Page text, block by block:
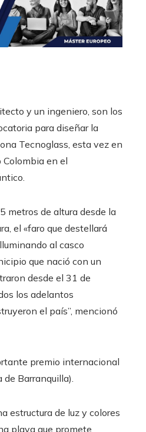
y un ingeniero, son los
para diseñar la
Tecnoglass, esta vez en
en el
metros de altura desde la
el «faro que destellará
al casco
que nació con un
desde el 31 de
los adelantos
el país”, mencionó
premio internacional
Barranquilla).
estructura de luz y colores
playa que promete